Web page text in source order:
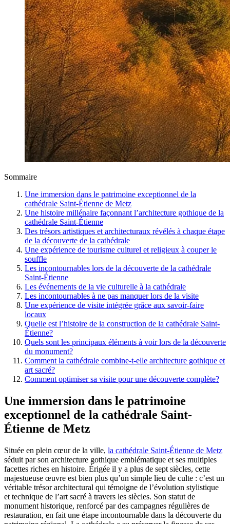
Sommaire
Une immersion dans le patrimoine exceptionnel de la
cathédrale Saint-Étienne de Metz
Une histoire millénaire façonnant l’architecture gothique de la
cathédrale Saint-Étienne
Des trésors artistiques et architecturaux révélés à chaque étape
de la découverte de la cathédrale
Une expérience de tourisme culturel et religieux à couper le
souffle
Les incontournables lors de la découverte de la cathédrale
Saint-Étienne
Les événements de la vie culturelle à la cathédrale
Les incontournables à ne pas manquer lors de la visite
Une expérience de visite intégrée grâce aux savoir-faire
locaux
Quelle est l’histoire de la construction de la cathédrale Saint-
Étienne?
Quels sont les principaux éléments à voir lors de la découverte
du monument?
Comment la cathédrale combine-t-elle architecture gothique et
art sacré?
Comment optimiser sa visite pour une découverte complète?
Une immersion dans le patrimoine
exceptionnel de la cathédrale Saint-
Étienne de Metz
Située en plein cœur de la ville, la cathédrale Saint-Étienne de Metz
séduit par son architecture gothique emblématique et ses multiples
facettes riches en histoire. Érigée il y a plus de sept siècles, cette
majestueuse œuvre est bien plus qu’un simple lieu de culte : c’est un
véritable trésor architectural qui témoigne de l’évolution stylistique
et technique de l’art sacré à travers les siècles. Son statut de
monument historique, renforcé par des campagnes régulières de
restauration, en fait une étape incontournable dans la découverte du